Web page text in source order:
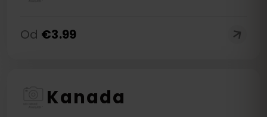
Od €3.99
Kanada